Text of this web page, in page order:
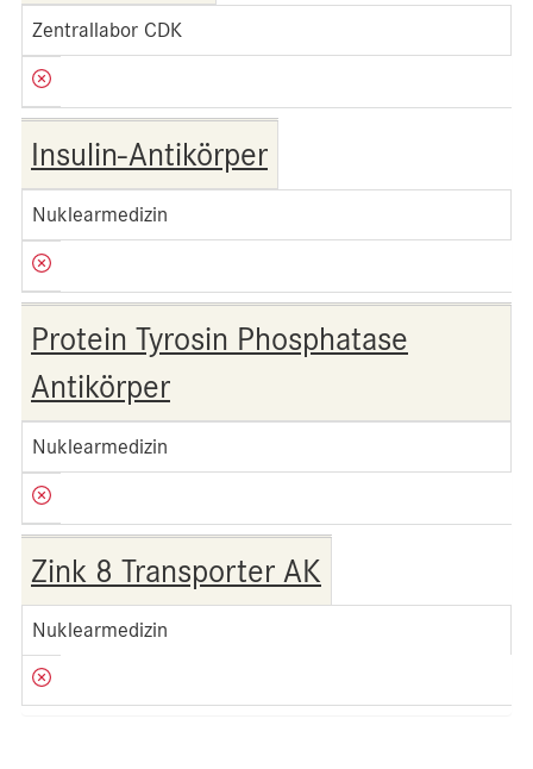
Zentrallabor CDK
Insulin-Antikörper
Nuklearmedizin
Protein Tyrosin Phosphatase
Antikörper
Nuklearmedizin
Zink 8 Transporter AK
Nuklearmedizin